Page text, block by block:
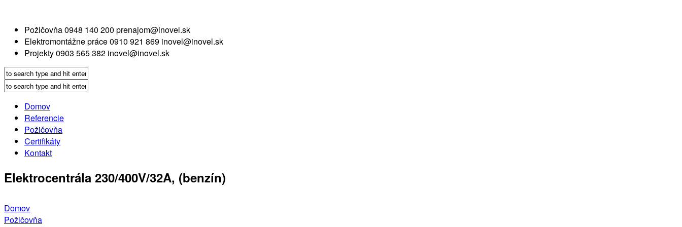
Požičovňa0948 140 200 prenajom@inovel.sk
Elektromontážne práce0910 921 869 inovel@inovel.sk
Projekty0903 565 382 inovel@inovel.sk
Domov
Referencie
Požičovňa
Certifikáty
Kontakt
Elektrocentrála 230/400V/32A, (benzín)
Domov
Požičovňa